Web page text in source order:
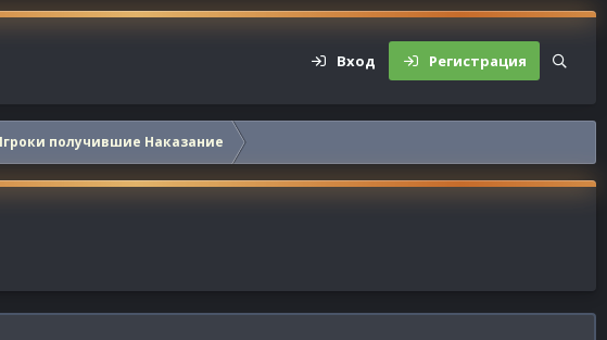
Вход Регистрация
получившие Наказание